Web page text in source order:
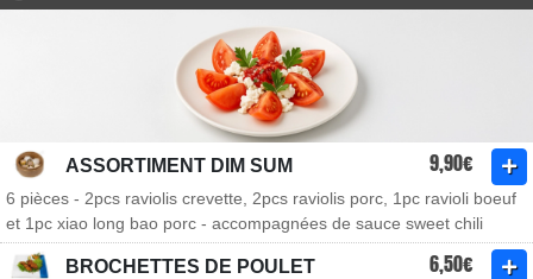
ASSORTIMENT DIM SUM 9,90€
6 pièces - 2pcs raviolis crevette, 2pcs raviolis porc, 1pc ravioli boeuf
et 1pc xiao long bao porc - accompagnées de sauce sweet chili
BROCHETTES DE POULET 6,50€